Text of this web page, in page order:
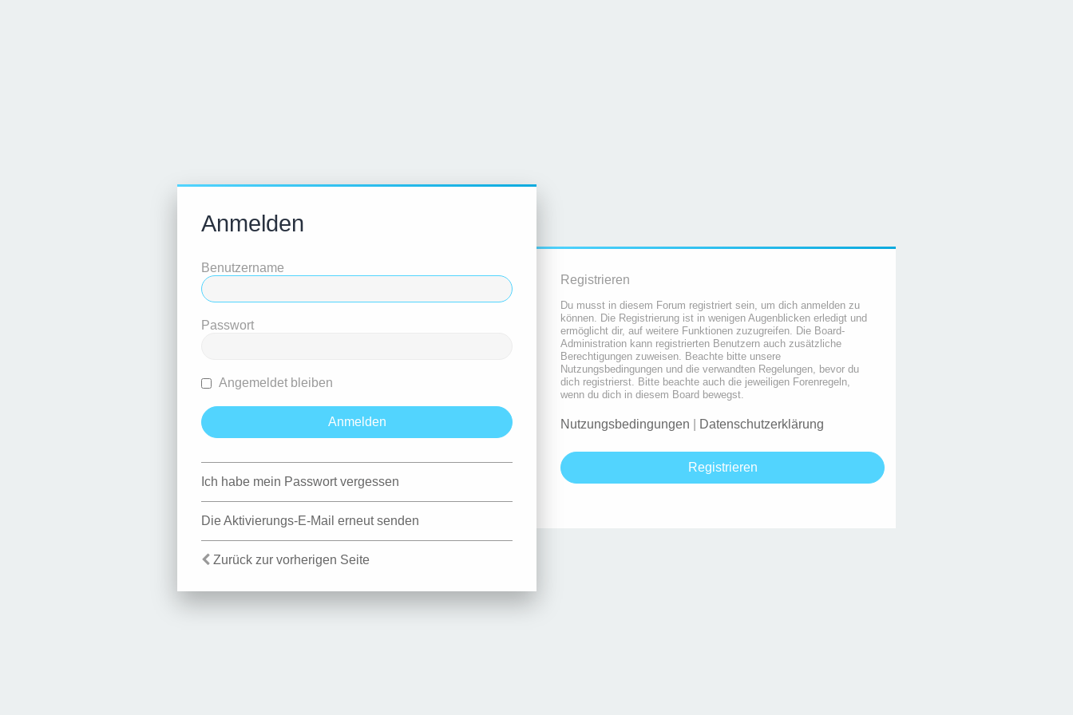
Anmelden
Benutzername
Passwort
Angemeldet bleiben
Ich habe mein Passwort vergessen
Die Aktivierungs-E-Mail erneut senden
Zurück zur vorherigen Seite
Registrieren
Du musst in diesem Forum registriert sein, um dich anmelden zu
können. Die Registrierung ist in wenigen Augenblicken erledigt und
ermöglicht dir, auf weitere Funktionen zuzugreifen. Die Board-
Administration kann registrierten Benutzern auch zusätzliche
Berechtigungen zuweisen. Beachte bitte unsere
Nutzungsbedingungen und die verwandten Regelungen, bevor du
dich registrierst. Bitte beachte auch die jeweiligen Forenregeln,
wenn du dich in diesem Board bewegst.
Nutzungsbedingungen Datenschutzerklärung
Registrieren